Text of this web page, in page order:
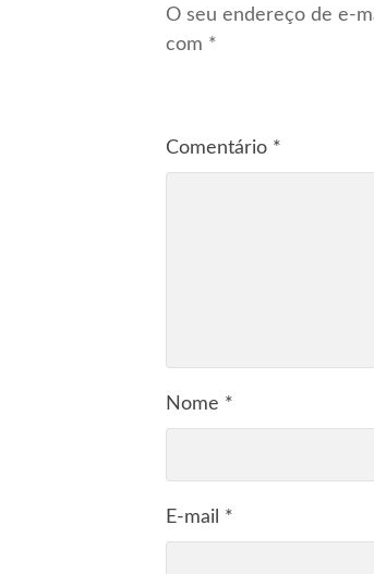
O seu endereço de e-
com *
Comentário *
Nome *
E-mail *